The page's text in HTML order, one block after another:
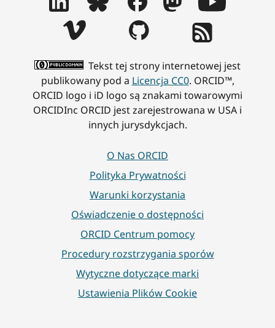
Tekst tej strony internetowej jest
publikowany pod a Licencja CC0. ORCID™,
ORCID logo i iD logo są znakami towarowymi
ORCIDInc ORCID jest zarejestrowana w USA i
innych jurysdykcjach.
O Nas ORCID
Polityka Prywatności
Warunki korzystania
Oświadczenie o dostępności
ORCID Centrum pomocy
Procedury rozstrzygania sporów
Wytyczne dotyczące marki
Ustawienia Plików Cookie